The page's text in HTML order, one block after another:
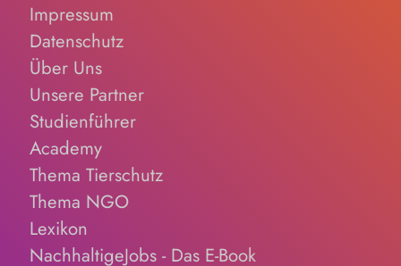
Impressum
Datenschutz
Über Uns
Unsere Partner
Studienführer
Academy
Thema Tierschutz
Thema NGO
Lexikon
NachhaltigeJobs - Das E-Book